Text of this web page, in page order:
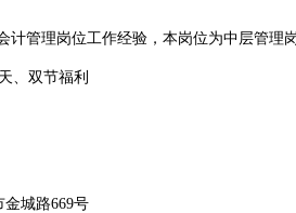
计管理岗位工作经验，本岗位为中层管理
、双节福利
金城路669号